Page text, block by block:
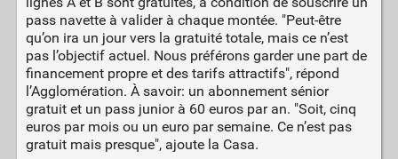
pass navette à valider à chaque montée. "Peut-être
qu’on ira un jour vers la gratuité totale, mais ce n’est
pas l’objectif actuel. Nous préférons garder une part de
financement propre et des tarifs attractifs", répond
l’Agglomération. À savoir: un abonnement sénior
gratuit et un pass junior à 60 euros par an. "Soit, cinq
euros par mois ou un euro par semaine. Ce n’est pas
gratuit mais presque", ajoute la Casa.